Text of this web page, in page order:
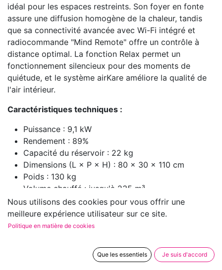
idéal pour les espaces restreints. Son foyer en fonte
assure une diffusion homogène de la chaleur, tandis
que sa connectivité avancée avec Wi-Fi intégré et
radiocommande "Mind Remote" offre un contrôle à
distance optimal. La fonction Relax permet un
fonctionnement silencieux pour des moments de
quiétude, et le système airKare améliore la qualité de
l'air intérieur.
Caractéristiques techniques :
Puissance : 9,1 kW
Rendement : 89%
Capacité du réservoir : 22 kg
Dimensions (L × P × H) : 80 × 30 × 110 cm
Poids : 130 kg
Volume chauffé : jusqu'à 235 m³
Classe énergétique : A+
Efficacité énergétique saisonnière : 80%
Nous utilisons des cookies pour vous offrir une
meilleure expérience utilisateur sur ce site.
Politique en matière de cookies
Que les essentiels Je suis d'accord